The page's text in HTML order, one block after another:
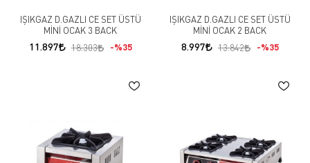
IŞIKGAZ D.GAZLI CE SET ÜSTÜ
MİNİ OCAK 3 BACK
11.897 18.303 %35
IŞIKGAZ D.GAZLI CE SET ÜSTÜ
MİNİ OCAK 2 BACK
8.997 13.842 %35